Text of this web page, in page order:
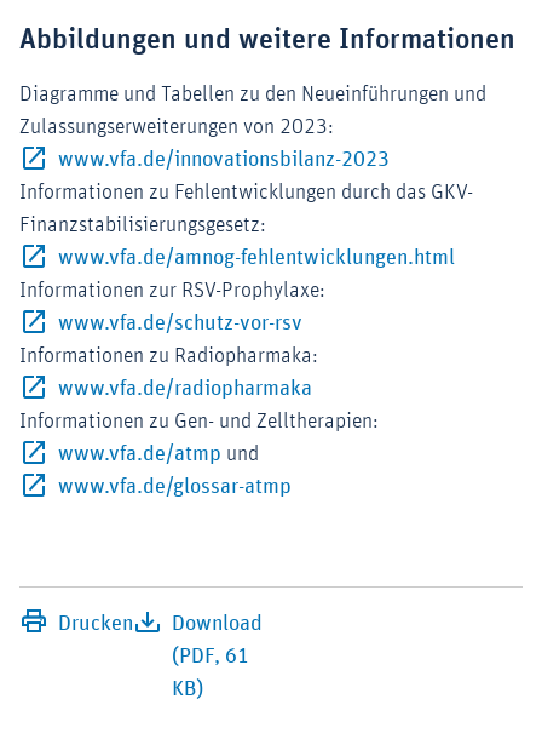
Abbildungen und weitere Informationen
Diagramme und Tabellen zu den Neueinführungen und
Zulassungserweiterungen von 2023:
www.vfa.de/innovationsbilanz-2023
Informationen zu Fehlentwicklungen durch das GKV-
Finanzstabilisierungsgesetz:
www.vfa.de/amnog-fehlentwicklungen.html
Informationen zur RSV-Prophylaxe:
www.vfa.de/schutz-vor-rsv
Informationen zu Radiopharmaka:
www.vfa.de/radiopharmaka
Informationen zu Gen- und Zelltherapien:
www.vfa.de/atmp Externer-Link (Öffnet im neuen
und
www.vfa.de/glossar-atmp
Drucken
Download
(PDF, 61
KB)